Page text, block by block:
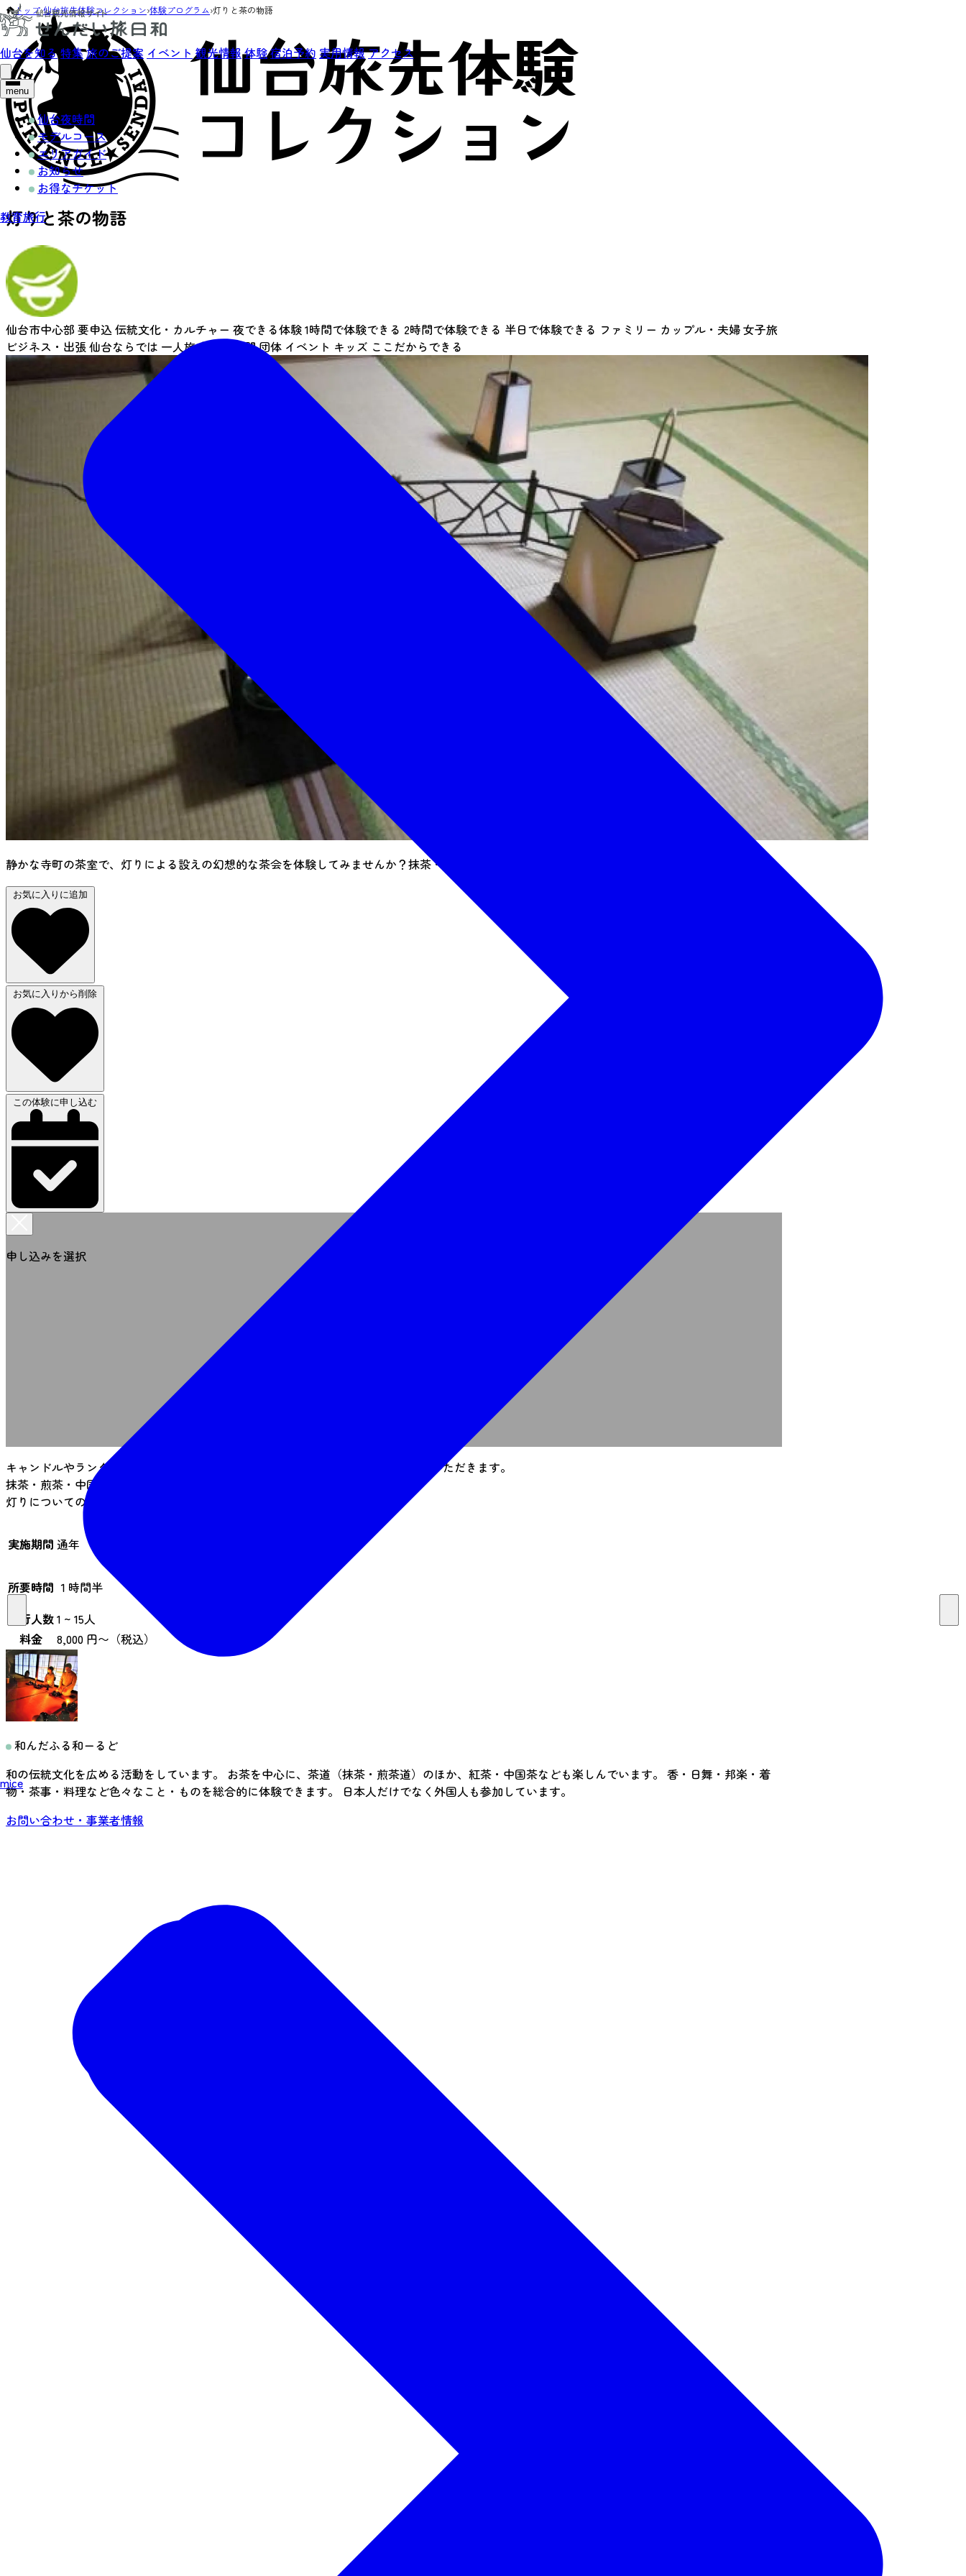
仙台を知る特集旅のご提案 イベント 観光情報 体験宿泊予約 実用情報アクセス
menu
仙台夜時間
モデルコース
エリアガイド
お知らせ
お得なチケット
教育旅行
mice
トップ›仙台旅先体験コレクション›体験プログラム›灯りと茶の物語
灯りと茶の物語
仙台市中心部 要申込 伝統文化・カルチャー 夜できる体験1時間で体験できる 2時間で体験できる 半日で体験できる ファミリー カップル・夫婦女子旅
ビジネス・出張仙台ならでは 一人旅友人・仲間団体 イベント キッズ ここだからできる
静かな寺町の茶室で、灯りによる設えの幻想的な茶会を体験してみませんか？抹茶・煎茶・中国茶・紅茶など、お好きなお茶でおもてなし致します。
お気に入りに追加
お気に入りから削除
この体験に申し込む
申し込みを選択
キャンドルやランタン・ランプの灯りを楽しみながら、茶会形式でお茶・お菓子をいただきます。
抹茶・煎茶・中国茶・紅茶などお好きなお茶のお点前でおもてなしいたします。
灯りについてのお話もどうぞ。
実施期間 通年
所要時間 １時間半
遂行人数1 ~ 15人
料金
8,000 円〜（税込）
和んだふる和ーるど
和の伝統文化を広める活動をしています。 お茶を中心に、茶道（抹茶・煎茶道）のほか、紅茶・中国茶なども楽しんでいます。 香・日舞・邦楽・着
物・茶事・料理など色々なこと・ものを総合的に体験できます。 日本人だけでなく外国人も参加しています。
お問い合わせ・事業者情報